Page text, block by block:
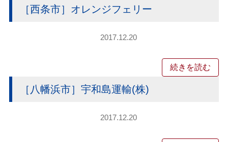
［西条市］オレンジフェリー
2017.12.20
続きを読む
［八幡浜市］宇和島運輸(株)
2017.12.20